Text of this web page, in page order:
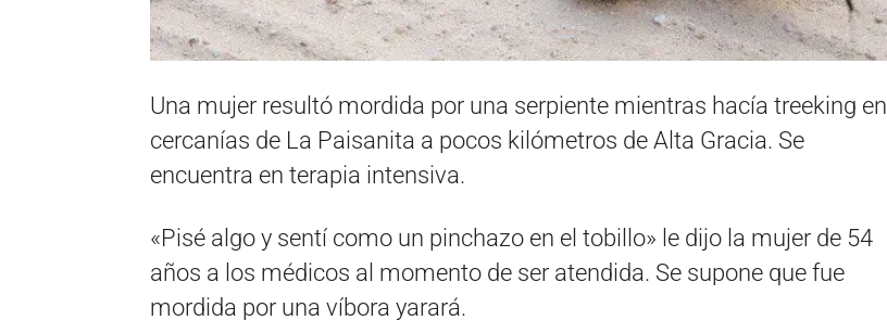
Una mujer resultó mordida por una serpiente mientras hacía treeking en
cercanías de La Paisanita a pocos kilómetros de Alta Gracia. Se
encuentra en terapia intensiva.
«Pisé algo y sentí como un pinchazo en el tobillo» le dijo la mujer de 54
años a los médicos al momento de ser atendida. Se supone que fue
mordida por una víbora yarará.